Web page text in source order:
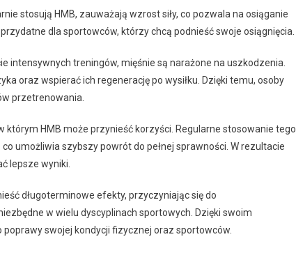
stosują HMB, zauważają wzrost siły, co pozwala na osiąganie
dla sportowców, którzy chcą podnieść swoje osiągnięcia.
intensywnych treningów, mięśnie są narażone na uszkodzenia.
oraz wspierać ich regenerację po wysiłku. Dzięki temu, osoby
przetrenowania.
HMB może przynieść korzyści. Regularne stosowanie tego
umożliwia szybszy powrót do pełnej sprawności. W rezultacie
lepsze wyniki.
długoterminowe efekty, przyczyniając się do
w wielu dyscyplinach sportowych. Dzięki swoim
swojej kondycji fizycznej oraz sportowców.